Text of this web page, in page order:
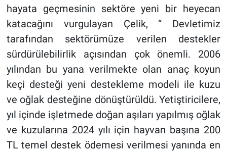
hayata geçmesinin sektöre yeni bir heyecan
katacağını vurgulayan Çelik, “ Devletimiz
tarafından sektörümüze verilen destekler
sürdürülebilirlik açısından çok önemli. 2006
yılından bu yana verilmekte olan anaç koyun
keçi desteği yeni destekleme modeli ile kuzu
ve oğlak desteğine dönüştürüldü. Yetiştiricilere,
yıl içinde işletmede doğan aşıları yapılmış oğlak
ve kuzularına 2024 yılı için hayvan başına 200
TL temel destek ödemesi verilmesi yanında en